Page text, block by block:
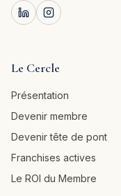
Le Cercle
Présentation
Devenir membre
Devenir tête de pont
Franchises actives
Le ROI du Membre